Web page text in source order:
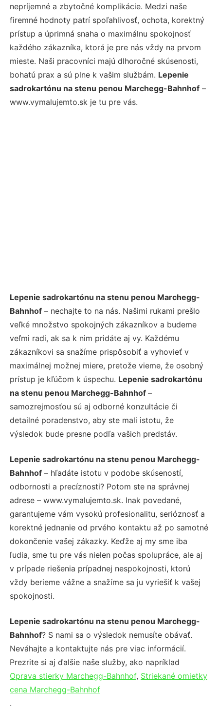
nepríjemné a zbytočné komplikácie. Medzi naše
firemné hodnoty patrí spoľahlivosť, ochota, korektný
prístup a úprimná snaha o maximálnu spokojnosť
každého zákazníka, ktorá je pre nás vždy na prvom
mieste. Naši pracovníci majú dlhoročné skúsenosti,
bohatú prax a sú plne k vašim službám. Lepenie
sadrokartónu na stenu penou Marchegg-Bahnhof –
www.vymalujemto.sk je tu pre vás.
Lepenie sadrokartónu na stenu penou Marchegg-
Bahnhof – nechajte to na nás. Našimi rukami prešlo
veľké množstvo spokojných zákazníkov a budeme
veľmi radi, ak sa k nim pridáte aj vy. Každému
zákazníkovi sa snažíme prispôsobiť a vyhovieť v
maximálnej možnej miere, pretože vieme, že osobný
prístup je kľúčom k úspechu. Lepenie sadrokartónu
na stenu penou Marchegg-Bahnhof –
samozrejmosťou sú aj odborné konzultácie či
detailné poradenstvo, aby ste mali istotu, že
výsledok bude presne podľa vašich predstáv.
Lepenie sadrokartónu na stenu penou Marchegg-
Bahnhof – hľadáte istotu v podobe skúseností,
odbornosti a precíznosti? Potom ste na správnej
adrese – www.vymalujemto.sk. Inak povedané,
garantujeme vám vysokú profesionalitu, serióznosť a
korektné jednanie od prvého kontaktu až po samotné
dokončenie vašej zákazky. Keďže aj my sme iba
ľudia, sme tu pre vás nielen počas spolupráce, ale aj
v prípade riešenia prípadnej nespokojnosti, ktorú
vždy berieme vážne a snažíme sa ju vyriešiť k vašej
spokojnosti.
Lepenie sadrokartónu na stenu penou Marchegg-
Bahnhof? S nami sa o výsledok nemusíte obávať.
Neváhajte a kontaktujte nás pre viac informácií.
Prezrite si aj ďalšie naše služby, ako napríklad
Oprava stierky Marchegg-Bahnhof, Striekané omietky
cena Marchegg-Bahnhof
.